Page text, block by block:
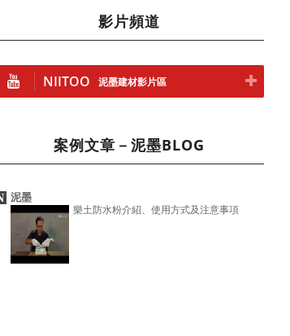
影片頻道
NIITOO 泥墨建材影片區
案例文章－泥墨BLOG
泥墨
樂土防水粉介紹、使用方式及注意事項